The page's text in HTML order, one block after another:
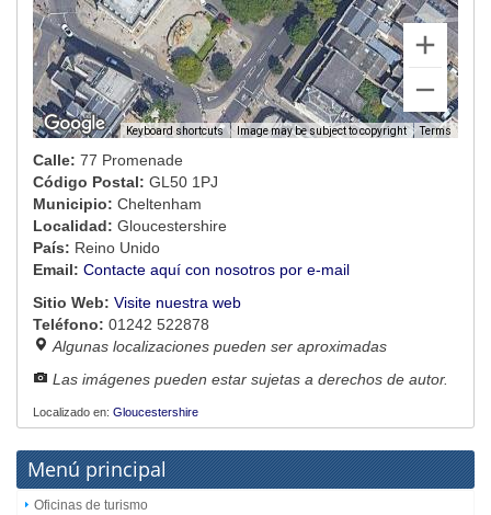
Keyboard shortcuts Image may be subject to copyright Terms
Calle: 77 Promenade
Código Postal: GL50 1PJ
Municipio: Cheltenham
Localidad: Gloucestershire
País: Reino Unido
Email: Contacte aquí con nosotros por e-mail
Sitio Web: Visite nuestra web
Teléfono: 01242 522878
Algunas localizaciones pueden ser aproximadas
Las imágenes pueden estar sujetas a derechos de autor.
Localizado en: Gloucestershire
Menú principal
Oficinas de turismo